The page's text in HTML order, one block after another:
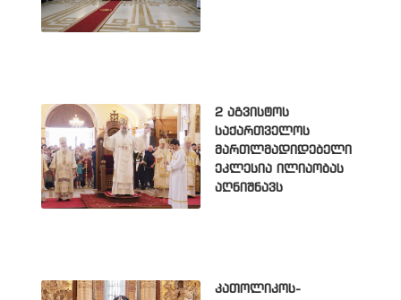
2 აგვისტოს
საქართველოს
მართლმადიდებელი
ეკლესია ილიაობას
აღნიშნავს
კათოლიკოს-